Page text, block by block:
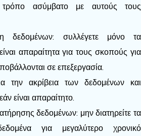
ασύμβατο με αυτούς τους
δεδομένων: συλλέγετε μόνο τα
απαραίτητα για τους σκοπούς για
σε επεξεργασία.
την ακρίβεια των δεδομένων και
είναι απαραίτητο.
δεδομένων: μην διατηρείτε τα
για μεγαλύτερο χρονικό